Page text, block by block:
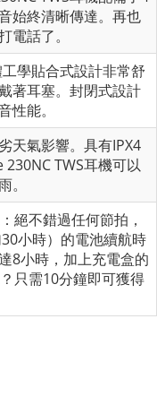
始終清晰傳達。再也
電話了。
學貼合式設計非常舒
著耳塞。封閉式設計
性能。
天氣影響。具有IPX4
TWS耳機可以
。
絕不錯過任何節拍，
小時）的電池續航時
8小時，加上充電盒的
只需10分鐘即可獲得